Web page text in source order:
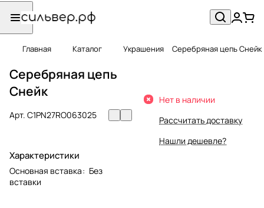
Главная Каталог Украшения Серебряная цепь Снейк
Серебряная цепь
Снейк
Арт. C1PN27RO063025
Характеристики
Основная вставка: Без
вставки
Нет в наличии
Рассчитать доставку
Нашли дешевле?